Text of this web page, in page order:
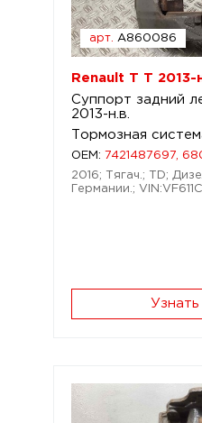
арт. A860086
Renault T T 2013-
Суппорт задний
2013-н.в.
Тормозная
OEM:
7421487697,
2016; Тягач.; TD;
Германии.;